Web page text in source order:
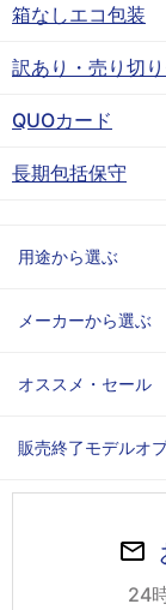
箱なしエコ包装
訳あり・売り切
QUOカード
長期包括保守
用途から選ぶ
メーカーから選ぶ
オススメ・セール
販売終了モデルオ
24